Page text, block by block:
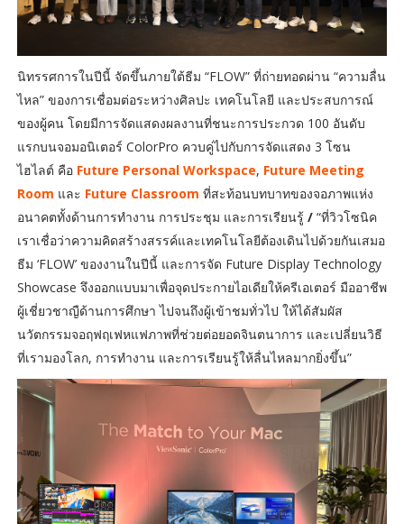
นิทรรศการในปีนี้ จัดขึ้นภายใต้ธีม “FLOW” ที่ถ่ายทอดผ่าน “ความลื่น
ไหล” ของการเชื่อมต่อระหว่างศิลปะ เทคโนโลยี และประสบการณ์
ของผู้คน โดยมีการจัดแสดงผลงานที่ชนะการประกวด 100 อันดับ
แรกบนจอมอนิเตอร์ ColorPro ควบคู่ไปกับการจัดแสดง 3 โซน
ไฮไลต์ คือ Future Personal Workspace, Future Meeting
Room และ Future Classroom ที่สะท้อนบทบาทของจอภาพแห่ง
อนาคตทั้งด้านการทำงาน การประชุม และการเรียนรู้ /“ที่วิวโซนิค
เราเชื่อว่าความคิดสร้างสรรค์และเทคโนโลยีต้องเดินไปด้วยกันเสมอ
ธีม ‘FLOW’ ของงานในปีนี้ และการจัด Future Display Technology
Showcase จึงออกแบบมาเพื่อจุดประกายไอเดียให้ครีเอเตอร์ มืออาชีพ
ผู้เชี่ยวชาญืด้านการศึกษา ไปจนถึงผู้เข้าชมทั่วไป ให้ได้สัมผัส
นวัตกรรมจอฤฟฤเฟหแฟภาพที่ช่วยต่อยอดจินตนาการ และเปลี่ยนวิธี
ที่เรามองโลก, การทำงาน และการเรียนรู้ให้ลื่นไหลมากยิ่งขึ้น”